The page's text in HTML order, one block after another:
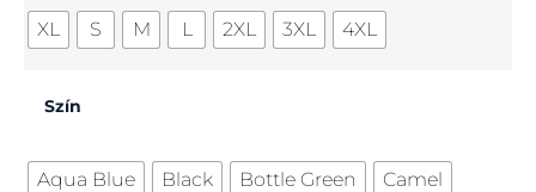
XL S M L 2XL 3XL 4XL
Szín
Aqua Blue Black Bottle Green
Camel